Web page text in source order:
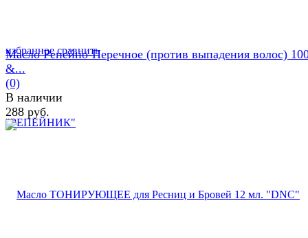
избранное сравнить
Масло Репейно-Перечное (против выпадения волос)
&...
(0)
В наличии
288 руб.